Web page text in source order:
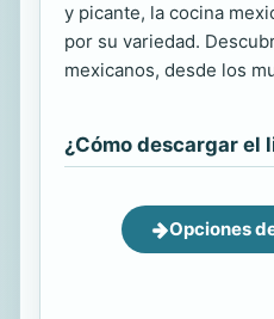
y picante, la cocina
por su variedad.
mexicanos, desde los
¿Cómo descargar el
Opciones